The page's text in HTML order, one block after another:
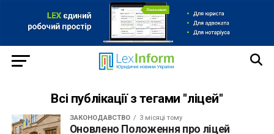
Всі публікації з тегами "ліцей"
ЗАКОНОДАВСТВО 3 місяці тому
Оновлено Положення про ліцей